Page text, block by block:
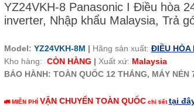
YZ24VKH-8 Panasonic I Điều hòa
inverter, Nhập khẩu Malaysia, Trả
Model: YZ24VKH-8M | Hãng sản xuất: ĐIỀU HÒA
Kho hàng: CÒN HÀNG | Xuất xứ: Malaysia
BẢO HÀNH: TOÀN QUỐC 12 THÁNG, MÁY NÉN
🚛 MIỄN PHÍ VẬN CHUYỂN TOÀN QUỐCchi tiếttại